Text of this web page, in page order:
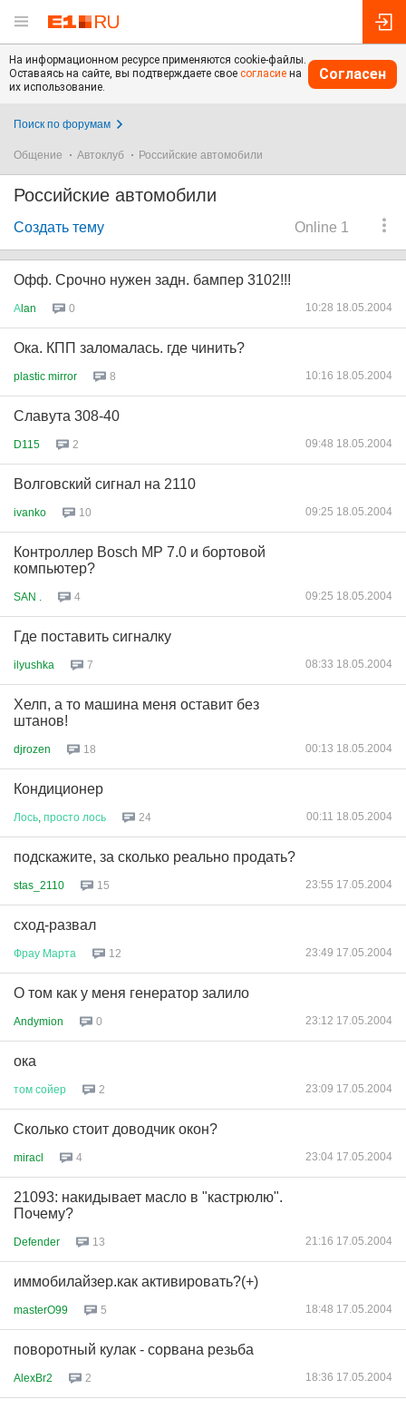
На информационном ресурсе применяются cookie-файлы.
Оставаясь на сайте, вы подтверждаете свое согласие на
их использование.
Согласен
Поиск по форумам
Общение Автоклуб Российские автомобили
Российские автомобили
Online 1
Создать тему
Офф. Срочно нужен задн. бампер 3102!!!
Аlan 0 10:28 18.05.2004
Ока. КПП заломалась. где чинить?
plastic mirror 8 10:16 18.05.2004
Славута 308-40
D115 2 09:48 18.05.2004
Волговский сигнал на 2110
ivanko 10 09:25 18.05.2004
Контроллер Bosch MP 7.0 и бортовой
компьютер?
SAN . 4 09:25 18.05.2004
Где поставить сигналку
ilyushka 7 08:33 18.05.2004
Хелп, а то машина меня оставит без
штанов!
djrozen 18 00:13 18.05.2004
Кондиционер
Лось просто лось 24 00:11 18.05.2004
подскажите, за сколько реально продать?
stas_2110 15 23:55 17.05.2004
сход-развал
Фрау Марта 12 23:49 17.05.2004
О том как у меня генератор залило
Andymion 0 23:12 17.05.2004
ока
том сойер 2 23:09 17.05.2004
Сколько стоит доводчик окон?
miracl 4 23:04 17.05.2004
21093: накидывает масло в "кастрюлю".
Почему?
Defender 13 21:16 17.05.2004
иммобилайзер.как активировать?(+)
masterO99 5 18:48 17.05.2004
поворотный кулак - сорвана резьба
AlexBr2 2 18:36 17.05.2004